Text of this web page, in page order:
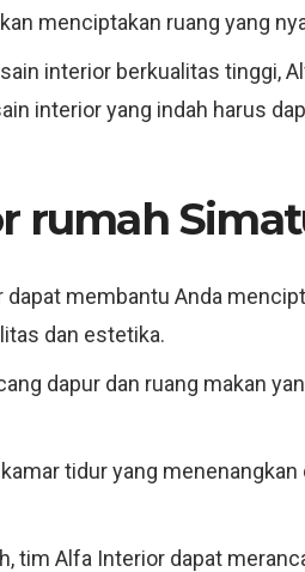
menciptakan ruang yang
interior berkualitas tinggi,
interior yang indah harus
rumah
dapat membantu Anda
dan estetika.
dapur dan ruang makan
tidur yang
tim Alfa Interior dapat